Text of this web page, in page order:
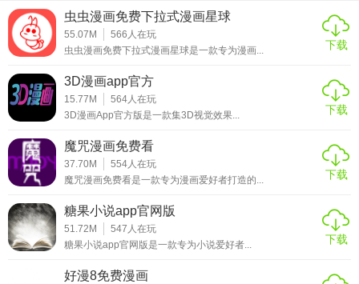
视角，为用户打造一个了解和学习各种传统武术、中医、中
华文化的在线平台；文化朋友、体育朋友、爱好朋友的在线
交流平台；传统文化领域的机构和个人的平台。太极功夫与
化产业化为导向的文化服务产品。
太极功夫软件说明
1、全新app上线，太极人的自留地。
2、太极课程——在线名师教程，让您足不出户领略大师风
采。线下课程报名，让您与名师0距离接触交流。
3、丰富多彩的太极内容，尽在“太极功夫”。
太极功夫软件特色
虫虫漫画免费下拉式漫画星球
55.07M 566 人在玩
虫虫漫画免费下拉式漫画星球是一款专为漫画...
下载
3D漫画app官方
15.77M 564人在玩
3D漫画App官方版是一款集3D视觉效果...
下载
魔咒漫画免费看
37.70M 554人在玩
魔咒漫画免费看是一款专为漫画爱好者打造的...
下载
糖果小说app官网版
51.72M 547 人在玩
糖果小说app官网版是一款专为小说爱好者...
下载
好漫8免费漫画